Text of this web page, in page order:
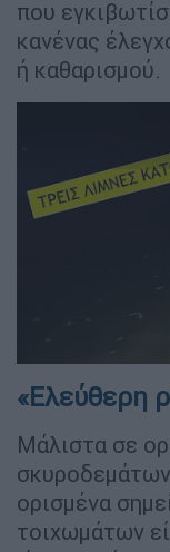
που
κανένας
ή καθαρισμού.
«Ελεύθερη
Μάλιστα σε
ορισμένα
τοιχωμάτων